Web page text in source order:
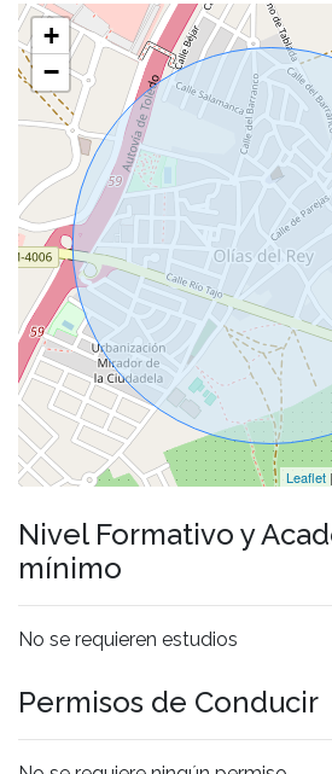
+
−
Leaflet
Nivel Formativo y
mínimo
No se requieren estudios
Permisos de Conducir